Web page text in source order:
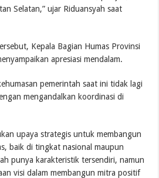
Selatan,” ujar Riduansyah saat
Kepala Bagian Humas Provinsi
apresiasi mendalam.
pemerintah saat ini tidak lagi
mengandalkan koordinasi di
upaya strategis untuk membangun
baik di tingkat nasional maupun
punya karakteristik tersendiri, namun
visi dalam membangun mitra positif